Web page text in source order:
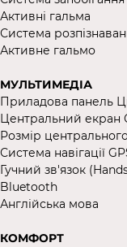
Активні гальма
Система
Активне гальмо
МУЛЬТИМЕДІА
Приладова панель
Центральний екран
Розмір
Система навігації
Гучний зв'язок
Bluetooth
Англійська мова
КОМФОРТ